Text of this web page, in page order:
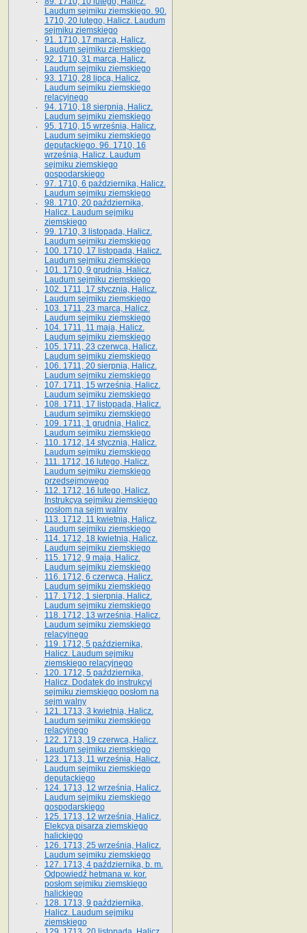
Laudum sejmiku ziemskiego. 90.
1710, 20 lutego, Halicz. Laudum
sejmiku ziemskiego
91. 1710, 17 marca, Halicz.
Laudum sejmiku ziemskiego
92. 1710, 31 marca, Halicz.
Laudum sejmiku ziemskiego
93. 1710, 28 lipca, Halicz.
Laudum sejmiku ziemskiego
relacyjnego
94. 1710, 18 sierpnia, Halicz.
Laudum sejmiku ziemskiego
95. 1710, 15 września, Halicz.
Laudum sejmiku ziemskiego
deputackiego. 96. 1710, 16
września, Halicz. Laudum
sejmiku ziemskiego
gospodarskiego
97. 1710, 6 października, Halicz.
Laudum sejmiku ziemskiego
98. 1710, 20 października,
Halicz. Laudum sejmiku
ziemskiego
99. 1710, 3 listopada, Halicz.
Laudum sejmiku ziemskiego
100. 1710, 17 listopada, Halicz.
Laudum sejmiku ziemskiego
101. 1710, 9 grudnia, Halicz.
Laudum sejmiku ziemskiego
102. 1711, 17 stycznia, Halicz.
Laudum sejmiku ziemskiego
103. 1711, 23 marca, Halicz.
Laudum sejmiku ziemskiego
104. 1711, 11 maja, Halicz.
Laudum sejmiku ziemskiego
105. 1711, 23 czerwca, Halicz.
Laudum sejmiku ziemskiego
106. 1711, 20 sierpnia, Halicz.
Laudum sejmiku ziemskiego
107. 1711, 15 września, Halicz.
Laudum sejmiku ziemskiego
108. 1711, 17 listopada, Halicz.
Laudum sejmiku ziemskiego
109. 1711, 1 grudnia, Halicz.
Laudum sejmiku ziemskiego
110. 1712, 14 stycznia, Halicz.
Laudum sejmiku ziemskiego
111. 1712, 16 lutego, Halicz.
Laudum sejmiku ziemskiego
przedsejmowego
112. 1712, 16 lutego, Halicz.
Instrukcya sejmiku ziemskiego
posłom na sejm walny
113. 1712, 11 kwietnia, Halicz.
Laudum sejmiku ziemskiego
114. 1712, 18 kwietnia, Halicz.
Laudum sejmiku ziemskiego
115. 1712, 9 maja, Halicz.
Laudum sejmiku ziemskiego
116. 1712, 6 czerwca, Halicz.
Laudum sejmiku ziemskiego
117. 1712, 1 sierpnia, Halicz.
Laudum sejmiku ziemskiego
118. 1712, 13 września, Halicz.
Laudum sejmiku ziemskiego
relacyjnego
119. 1712, 5 października,
Halicz. Laudum sejmiku
ziemskiego relacyjnego
120. 1712, 5 października,
Halicz. Dodatek do instrukcyi
sejmiku ziemskiego posłom na
sejm walny
121. 1713, 3 kwietnia, Halicz.
Laudum sejmiku ziemskiego
relacyjnego
122. 1713, 19 czerwca, Halicz.
Laudum sejmiku ziemskiego
123. 1713, 11 września, Halicz.
Laudum sejmiku ziemskiego
deputackiego
124. 1713, 12 września, Halicz.
Laudum sejmiku ziemskiego
gospodarskiego
125. 1713, 12 września, Halicz.
Elekcya pisarza ziemskiego
halickiego
126. 1713, 25 września, Halicz.
Laudum sejmiku ziemskiego
127. 1713, 4 października, b. m.
Odpowiedź hetmana w. kor.
posłom sejmiku ziemskiego
halickiego
128. 1713, 9 października,
Halicz. Laudum sejmiku
ziemskiego